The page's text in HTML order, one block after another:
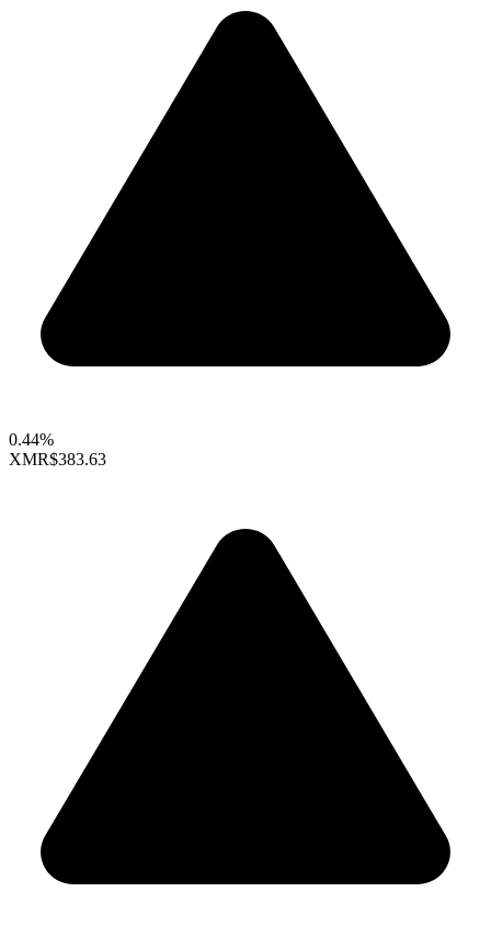
0.44%
XMR$383.63